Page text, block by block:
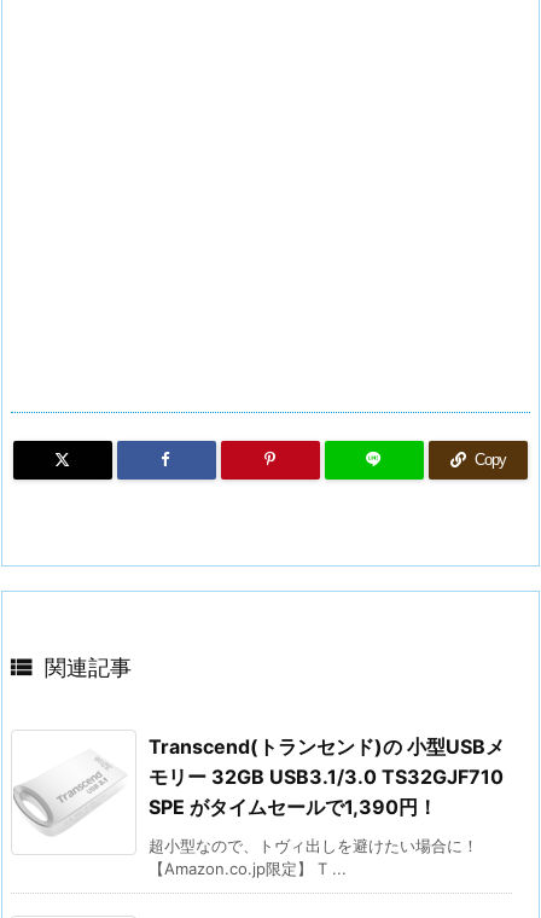
Copy
 関連記事
Transcend(トランセンド)の 小型USBメ
モリー 32GB USB3.1/3.0 TS32GJF710
SPE がタイムセールで1,390円！
超小型なので、トヴィ出しを避けたい場合に！
【Amazon.co.jp限定】 T ...